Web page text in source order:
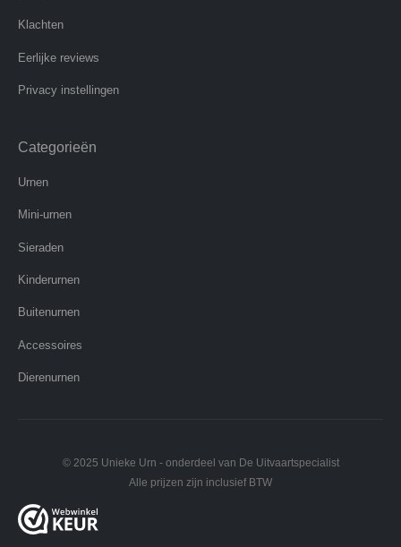
Klachten
Eerlijke reviews
Privacy instellingen
Categorieën
Urnen
Mini-urnen
Sieraden
Kinderurnen
Buitenurnen
Accessoires
Dierenurnen
© 2025 Unieke Urn - onderdeel van De Uitvaartspecialist
Alle prijzen zijn inclusief BTW